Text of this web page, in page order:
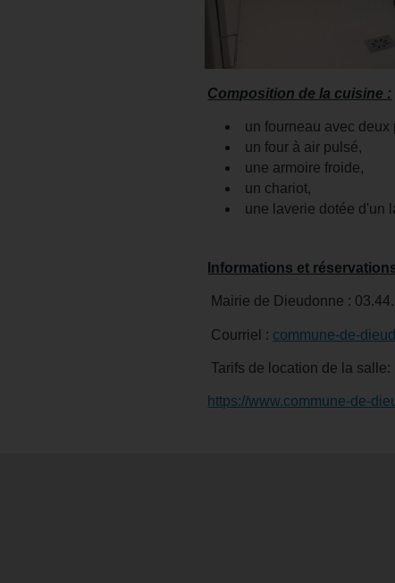
Composition de la cuisine :
un fourneau avec
un four à air pulsé,
une armoire froide,
un chariot,
une laverie dotée d'un
Informations et
Mairie de Dieudonne :
Courriel : commune-de-
Tarifs de location de la salle:
https://www.commune-de-